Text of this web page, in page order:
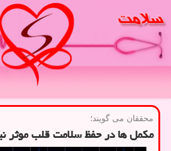
محققان می گویند؛
مکمل ها در حفظ سلامت قلب موثر